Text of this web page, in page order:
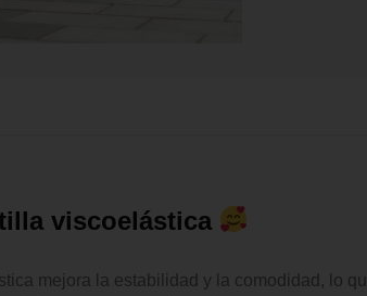
viscoelástica
mejora la estabilidad y la comodidad, lo